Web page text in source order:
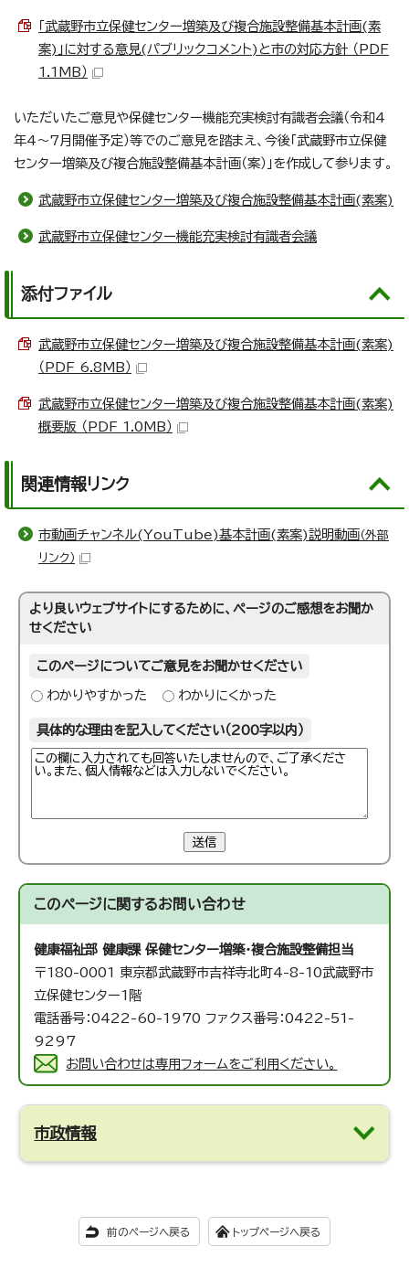
「武蔵野市立保健センター増築及び複合施設整備基本計画(素
案)」に対する意見(パブリックコメント)と市の対応方針 （PDF
1.1MB）
いただいたご意見や保健センター機能充実検討有識者会議（令和4
年4～7月開催予定）等でのご意見を踏まえ、今後「武蔵野市立保健
センター増築及び複合施設整備基本計画（案）」を作成して参ります。
武蔵野市立保健センター増築及び複合施設整備基本計画(素案)
武蔵野市立保健センター機能充実検討有識者会議
添付ファイル
武蔵野市立保健センター増築及び複合施設整備基本計画(素案)
（PDF 6.8MB）
武蔵野市立保健センター増築及び複合施設整備基本計画(素案)
概要版 （PDF 1.0MB）
関連情報リンク
市動画チャンネル(YouTube)基本計画(素案)説明動画（外部
リンク）
より良いウェブサイトにするために、ページのご感想をお聞か
せください
このページについてご意見をお聞かせください
わかりやすかった わかりにくかった
具体的な理由を記入してください（200字以内）
送信
このページに関するお問い合わせ
健康福祉部 健康課 保健センター増築・複合施設整備担当
〒180-0001 東京都武蔵野市吉祥寺北町4-8-10武蔵野市
立保健センター1階
電話番号：0422-60-1970 ファクス番号：0422-51-
9297
お問い合わせは専用フォームをご利用ください。
市政情報
前のページへ戻る トップページへ戻る